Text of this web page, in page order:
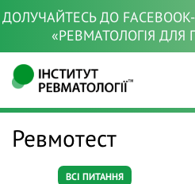
ДОЛУЧАЙТЕСЬ ДО
«РЕВМАТОЛОГІЯ ДЛЯ
Ревмотест
ВСІ ПИТАННЯ